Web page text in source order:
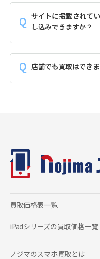
サイトに掲載されて
し込みできますか？
店舗でも買取はでき
買取価格表一覧
iPadシリーズの 買取価格一覧
ノジマのスマホ買取とは